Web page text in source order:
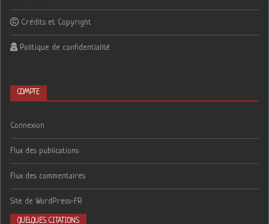
Crédits et Copyright
Politique de confidentialité
COMPTE
Connexion
Flux des publications
Flux des commentaires
Site de WordPress-FR
QUELQUES CITATIONS